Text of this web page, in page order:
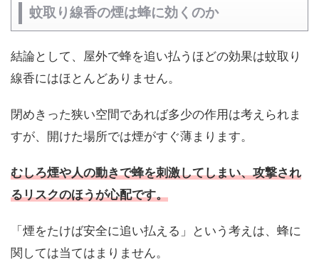
蚊取り線香の煙は蜂に効くのか
結論として、屋外で蜂を追い払うほどの効果は蚊取り
線香にはほとんどありません。
閉めきった狭い空間であれば多少の作用は考えられま
すが、開けた場所では煙がすぐ薄まります。
むしろ煙や人の動きで蜂を刺激してしまい、攻撃され
るリスクのほうが心配です。
「煙をたけば安全に追い払える」という考えは、蜂に
関しては当てはまりません。